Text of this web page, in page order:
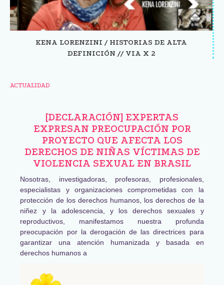
KENA LORENZINI / HISTORIAS DE ALTA
DEFINICIÓN // VIA X 2
ACTUALIDAD
[DECLARACIÓN] EXPERTAS
EXPRESAN PREOCUPACIÓN POR
PROYECTO QUE AFECTA LOS
DERECHOS DE NIÑAS VÍCTIMAS DE
VIOLENCIA SEXUAL EN BRASIL
Nosotras, investigadoras, profesoras, profesionales,
especialistas y organizaciones comprometidas con la
protección de los derechos humanos, los derechos de la
niñez y la adolescencia, y los derechos sexuales y
reproductivos, manifestamos nuestra profunda
preocupación por la derogación de las directrices para
garantizar una atención humanizada y basada en
derechos humanos a